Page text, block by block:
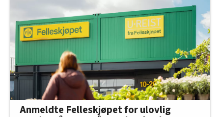
Anmeldte Felleskjøpet for ulovlig